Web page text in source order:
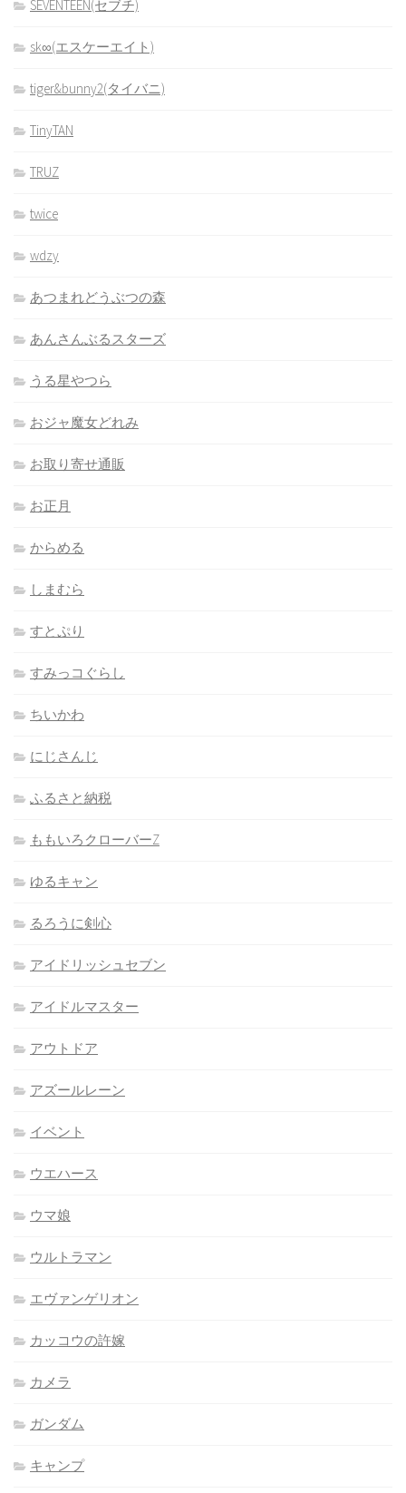
SEVENTEEN(セブチ)
sk∞(エスケーエイト)
tiger&bunny2(タイバニ)
TinyTAN
TRUZ
twice
wdzy
あつまれどうぶつの森
あんさんぶるスターズ
うる星やつら
おジャ魔女どれみ
お取り寄せ通販
お正月
からめる
しまむら
すとぷり
すみっコぐらし
ちいかわ
にじさんじ
ふるさと納税
ももいろクローバーZ
ゆるキャン
るろうに剣心
アイドリッシュセブン
アイドルマスター
アウトドア
アズールレーン
イベント
ウエハース
ウマ娘
ウルトラマン
エヴァンゲリオン
カッコウの許嫁
カメラ
ガンダム
キャンプ